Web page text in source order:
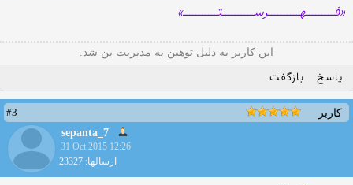
«فـــــــــهــــــــــرســــــــــتـــــــــــ»
این کاربر به دلیل توهین به مدیریت بن شد.
پاسخ بازگفت
کاربر
#3
sepanta_7
31 Oct 2015 12:26
ارسالها: 23327